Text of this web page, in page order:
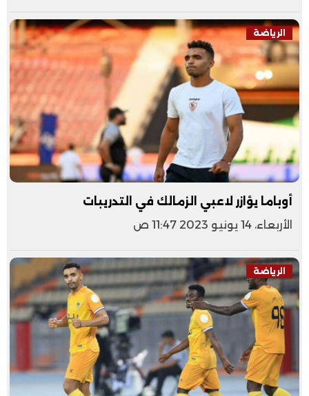
الرياضة
أوباما يؤازر لاعبي الزمالك في التدريبات
الأربعاء، 14 يونيو 2023 11:47 ص
الرياضة